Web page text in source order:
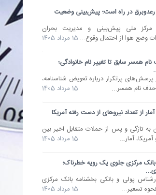
رعدوبرق در راه است؛ پیش‌بینی وضعیت
ملی پیش‌بینی و مدیریت بحران
وضع هوا از احتمال وقوع... 15 مرداد 1405
همسر سابق تا تغییر نام خانوادگی؛
پرسش‌های پرتکرار درباره تعویض شناسنامه،
حذف نام همسر...
15 مرداد 1405
از تعداد نیروهای از دست رفته آمریکا
به تازگی و پس از حملات متقابل اخیر بین
آمریکا، آمار...
15 مرداد 1405
مرکزی جلوی یک رویه خطرناک؛
پولی و بانکی بخشنامه بانک مرکزی
نحوه تسعیر...
15 مرداد 1405